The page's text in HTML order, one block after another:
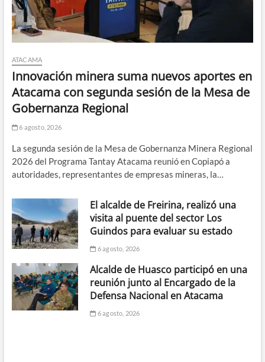
ATACAMA
Innovación minera suma nuevos aportes en
Atacama con segunda sesión de la Mesa de
Gobernanza Regional
6 agosto, 2026
La segunda sesión de la Mesa de Gobernanza Minera Regional
2026 del Programa Tantay Atacama reunió en Copiapó a
autoridades, representantes de empresas mineras, la…
El alcalde de Freirina, realizó una
visita al puente del sector Los
Guindos para evaluar su estado
6 agosto, 2026
Alcalde de Huasco participó en una
reunión junto al Encargado de la
Defensa Nacional en Atacama
6 agosto, 2026